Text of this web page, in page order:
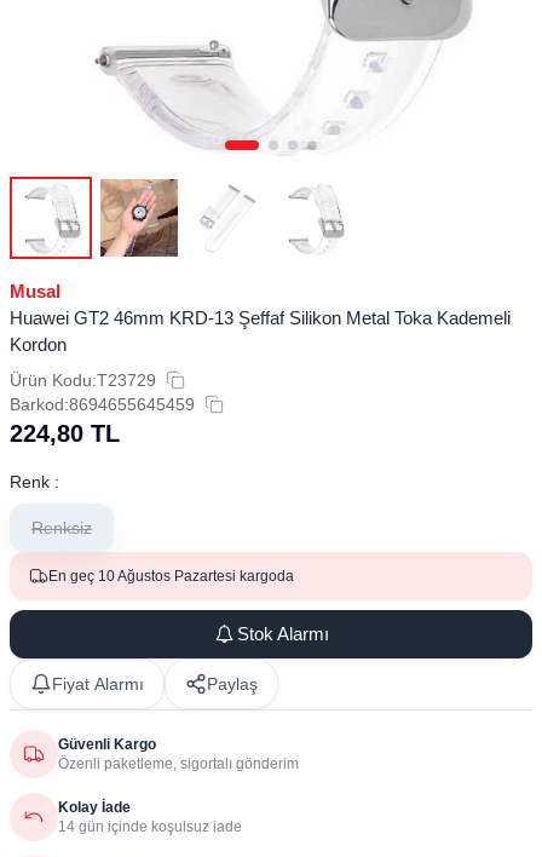
Musal
Huawei GT2 46mm KRD-13 Şeffaf Silikon Metal Toka Kademeli
Kordon
Ürün Kodu:T23729
Barkod:8694655645459
224,80 TL
Renk :
Renksiz
En geç 10 Ağustos Pazartesi kargoda
Stok Alarmı
Fiyat Alarmı Paylaş
Güvenli Kargo
Özenli paketleme, sigortalı gönderim
Kolay İade
14 gün içinde koşulsuz iade